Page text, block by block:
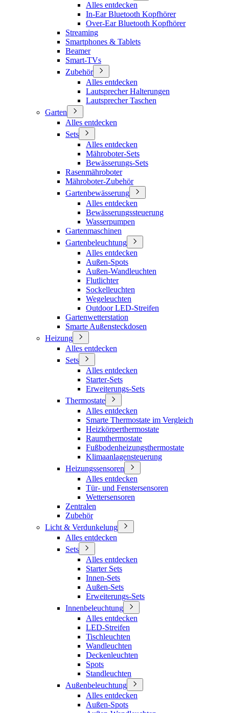
Alles entdecken
In-Ear Bluetooth Kopfhörer
Over-Ear Bluetooth Kopfhörer
Streaming
Smartphones & Tablets
Beamer
Smart-TVs
Zubehör
Alles entdecken
Lautsprecher Halterungen
Lautsprecher Taschen
Garten
Alles entdecken
Sets
Alles entdecken
Mähroboter-Sets
Bewässerungs-Sets
Rasenmähroboter
Mähroboter-Zubehör
Gartenbewässerung
Alles entdecken
Bewässerungssteuerung
Wasserpumpen
Gartenmaschinen
Gartenbeleuchtung
Alles entdecken
Außen-Spots
Außen-Wandleuchten
Flutlichter
Sockelleuchten
Wegeleuchten
Outdoor LED-Streifen
Gartenwetterstation
Smarte Außensteckdosen
Heizung
Alles entdecken
Sets
Alles entdecken
Starter-Sets
Erweiterungs-Sets
Thermostate
Alles entdecken
Smarte Thermostate im Vergleich
Heizkörperthermostate
Raumthermostate
Fußbodenheizungsthermostate
Klimaanlagensteuerung
Heizungssensoren
Alles entdecken
Tür- und Fenstersensoren
Wettersensoren
Zentralen
Zubehör
Licht & Verdunkelung
Alles entdecken
Sets
Alles entdecken
Starter Sets
Innen-Sets
Außen-Sets
Erweiterungs-Sets
Innenbeleuchtung
Alles entdecken
LED-Streifen
Tischleuchten
Wandleuchten
Deckenleuchten
Spots
Standleuchten
Außenbeleuchtung
Alles entdecken
Außen-Spots